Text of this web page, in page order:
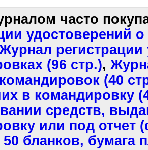
часто
удостоверений
регистрации
(96 стр.),
(40
в командировку
средств,
или под отчет
бланков, бумага